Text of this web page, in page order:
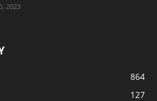
2023
864
127